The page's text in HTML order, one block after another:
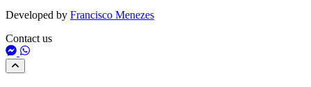
Developed by Francisco Menezes
Contact us